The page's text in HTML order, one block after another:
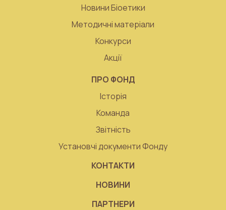
Новини Біоетики
Методичні матеріали
Конкурси
Акції
ПРО ФОНД
Історія
Команда
Звітність
Установчі документи Фонду
КОНТАКТИ
НОВИНИ
ПАРТНЕРИ